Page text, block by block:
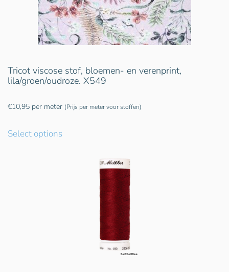
Tricot viscose stof, bloemen- en verenprint,
lila/groen/oudroze. X549
€10,95 per meter (Prijs per meter voor stoffen)
Select options